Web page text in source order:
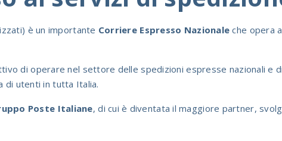
è un importante Corriere Espresso Nazionale che opera
di operare nel settore delle spedizioni espresse nazionali e
di utenti in tutta Italia.
Poste Italiane, di cui è diventata il maggiore partner,